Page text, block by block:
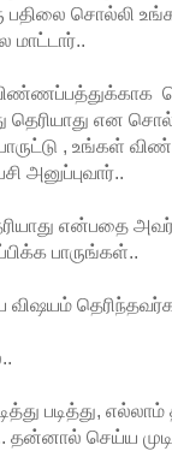
பதிலை சொல்லி
மாட்டார்..
தெரியாது என
, உங்கள்
அனுப்புவார்..
என்பதை
பாருங்கள்..
படித்து,
தன்னால் செய்ய